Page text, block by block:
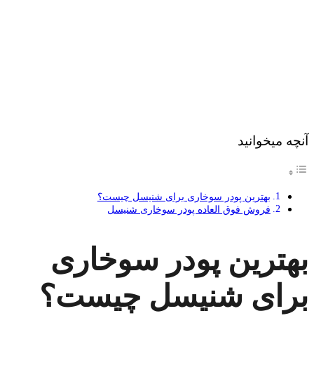
آنچه میخوانید
بهترین پودر سوخاری برای شنیسل چیست؟
فروش فوق العاده پودر سوخاری شنیسل
بهترین پودر سوخاری
برای شنیسل چیست؟